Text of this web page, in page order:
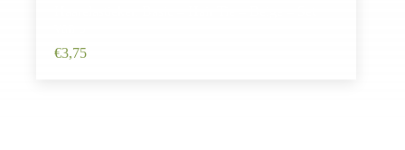
€3,75